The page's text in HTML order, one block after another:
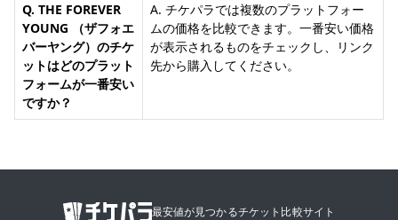
Q. THE FOREVER
YOUNG （ザフォエ
バーヤング）のチケ
ットはどのプラット
フォームが一番安い
ですか？
A. チケパラでは複数のプラットフォー
ムの価格を比較できます。一番安い価格
が表示されるものをチェックし、リンク
先から購入してください。
最安値が見つかるチケット比較サイト